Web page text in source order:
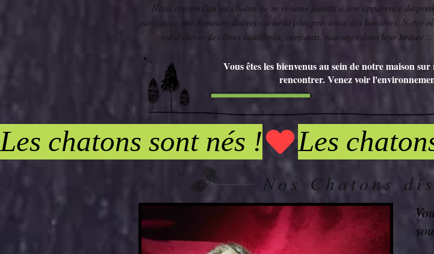
Nous croyons qu’un chaton ne se résume jamais à son apparence du
parfois, ce qui demeure discret cache la plus précieuse des lumières. Notre
est d’élever des êtres équilibrés, confiants, sauvages dans leur
Vous êtes les bienvenus au sein de notre maison
rencontrer. Venez voir
Les chatons sont nés !
Nos Chatons